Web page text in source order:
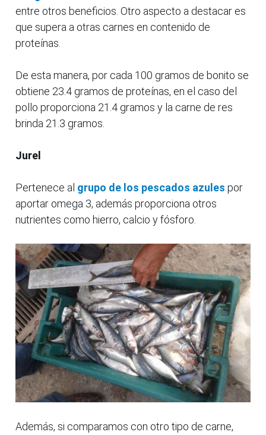
entre otros beneficios. Otro aspecto a destacar es
que supera a otras carnes en contenido de
proteínas.
De esta manera, por cada 100 gramos de bonito se
obtiene 23.4 gramos de proteínas, en el caso del
pollo proporciona 21.4 gramos y la carne de res
brinda 21.3 gramos.
Jurel
Pertenece al grupo de los pescados azules por
aportar omega 3, además proporciona otros
nutrientes como hierro, calcio y fósforo.
Además, si comparamos con otro tipo de carne,